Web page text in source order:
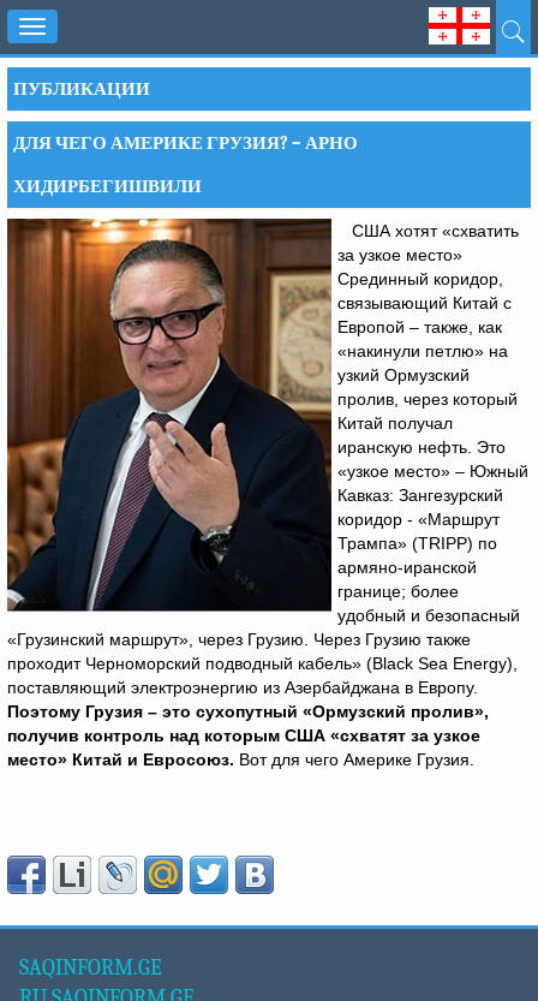
Toggle
navigation
ПУБЛИКАЦИИ
ДЛЯ ЧЕГО АМЕРИКЕ ГРУЗИЯ? – АРНО
ХИДИРБЕГИШВИЛИ
США хотят «схватить
за узкое место»
Срединный коридор,
связывающий Китай с
Европой – также, как
«накинули петлю» на
узкий Ормузский
пролив, через который
Китай получал
иранскую нефть. Это
«узкое место» – Южный
Кавказ: Зангезурский
коридор - «Маршрут
Трампа» (TRIPP) по
армяно-иранской
границе; более
удобный и безопасный
«Грузинский маршрут», через Грузию. Через Грузию также
проходит Черноморский подводный кабель» (Black Sea Energy),
поставляющий электроэнергию из Азербайджана в Европу.
Поэтому Грузия – это сухопутный «Ормузский пролив»,
получив контроль над которым США «схватят за узкое
место» Китай и Евросоюз. Вот для чего Америке Грузия.
SAQINFORM.GE